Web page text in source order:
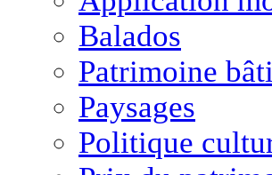
Balados
Patrimoine bâti
Paysages
Politique